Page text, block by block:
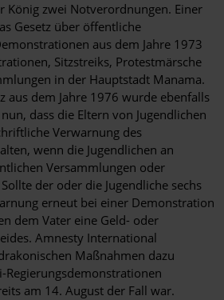
König zwei Notverordnungen. Einer
Gesetz über öffentliche
aus dem Jahre 1973
Sitzstreiks, Protestmärsche
in der Hauptstadt Manama.
aus dem Jahre 1976 wurde ebenfalls
dass die Eltern von Jugendlichen
Verwarnung des
wenn die Jugendlichen an
Versammlungen oder
der oder die Jugendliche sechs
erneut bei einer Demonstration
dem Vater eine Geld- oder
Amnesty International
Maßnahmen dazu
Regierungsdemonstrationen
am 14. August der Fall war.